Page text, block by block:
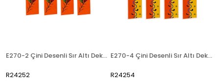
E270-2 Çini Desenli Sır Altı Dekal 3x23 cm
R24252
E270-4 Çini Desenli Sır Altı Dekal 3x23 cm
R24254